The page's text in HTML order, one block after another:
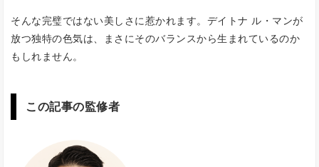
そんな完璧ではない美しさに惹かれます。デイトナ ル・マンが
放つ独特の色気は、まさにそのバランスから生まれているのか
もしれません。
この記事の監修者